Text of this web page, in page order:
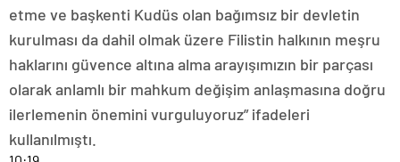
etme ve başkenti Kudüs olan bağımsız bir devletin
kurulması da dahil olmak üzere Filistin halkının meşru
haklarını güvence altına alma arayışımızın bir parçası
olarak anlamlı bir mahkum değişim anlaşmasına doğru
ilerlemenin önemini vurguluyoruz” ifadeleri
kullanılmıştı.